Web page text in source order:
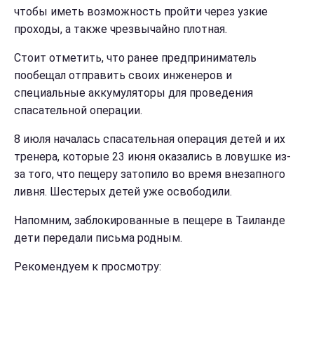
чтобы иметь возможность пройти через узкие
проходы, а также чрезвычайно плотная.
Стоит отметить, что ранее предприниматель
пообещал отправить своих инженеров и
специальные аккумуляторы для проведения
спасательной операции.
8 июля началась спасательная операция детей и их
тренера, которые 23 июня оказались в ловушке из-
за того, что пещеру затопило во время внезапного
ливня. Шестерых детей уже освободили.
Напомним, заблокированные в пещере в Таиланде
дети передали письма родным.
Рекомендуем к просмотру: